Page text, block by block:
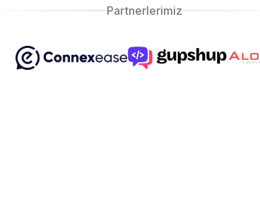
Partnerlerimiz